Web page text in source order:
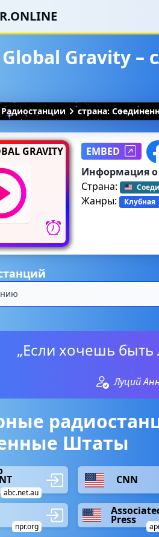
Global Gravity
Радиостанции страна:
GRAVITY
EMBED
Информация
Страна:
Жанры: Клубная
„Если хочешь
Луций
Штаты
abc.net.au
CNN
npr.org
Press